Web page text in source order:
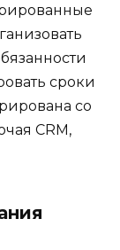
сроки
со
CRM,